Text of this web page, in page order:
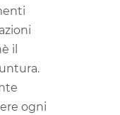
il
ogni